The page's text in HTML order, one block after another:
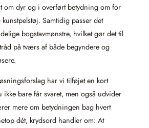
om dyr og i overført betydning om for
Samtidig passer det
bogstavmønstre, hvilket gør det til
på tværs af både begyndere og
har vi tilføjet en kort
ikke bare får svaret, men også udvider
mere om betydningen bag hvert
dét, krydsord handler om: At